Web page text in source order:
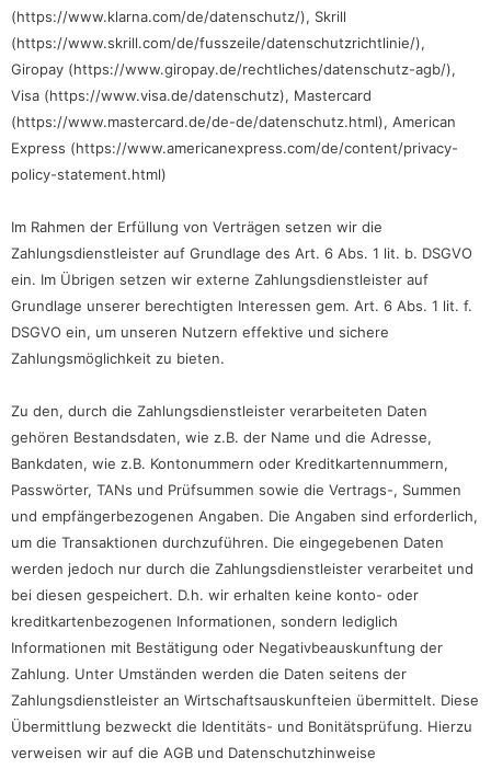
(https://www.klarna.com/de/datenschutz/), Skrill
(https://www.skrill.com/de/fusszeile/datenschutzrichtlinie/),
Giropay (https://www.giropay.de/rechtliches/datenschutz-agb/),
Visa (https://www.visa.de/datenschutz), Mastercard
(https://www.mastercard.de/de-de/datenschutz.html), American
Express (https://www.americanexpress.com/de/content/privacy-
policy-statement.html)
Im Rahmen der Erfüllung von Verträgen setzen wir die
Zahlungsdienstleister auf Grundlage des Art. 6 Abs. 1 lit. b. DSGVO
ein. Im Übrigen setzen wir externe Zahlungsdienstleister auf
Grundlage unserer berechtigten Interessen gem. Art. 6 Abs. 1 lit. f.
DSGVO ein, um unseren Nutzern effektive und sichere
Zahlungsmöglichkeit zu bieten.
Zu den, durch die Zahlungsdienstleister verarbeiteten Daten
gehören Bestandsdaten, wie z.B. der Name und die Adresse,
Bankdaten, wie z.B. Kontonummern oder Kreditkartennummern,
Passwörter, TANs und Prüfsummen sowie die Vertrags-, Summen
und empfängerbezogenen Angaben. Die Angaben sind erforderlich,
um die Transaktionen durchzuführen. Die eingegebenen Daten
werden jedoch nur durch die Zahlungsdienstleister verarbeitet und
bei diesen gespeichert. D.h. wir erhalten keine konto- oder
kreditkartenbezogenen Informationen, sondern lediglich
Informationen mit Bestätigung oder Negativbeauskunftung der
Zahlung. Unter Umständen werden die Daten seitens der
Zahlungsdienstleister an Wirtschaftsauskunfteien übermittelt. Diese
Übermittlung bezweckt die Identitäts- und Bonitätsprüfung. Hierzu
verweisen wir auf die AGB und Datenschutzhinweise